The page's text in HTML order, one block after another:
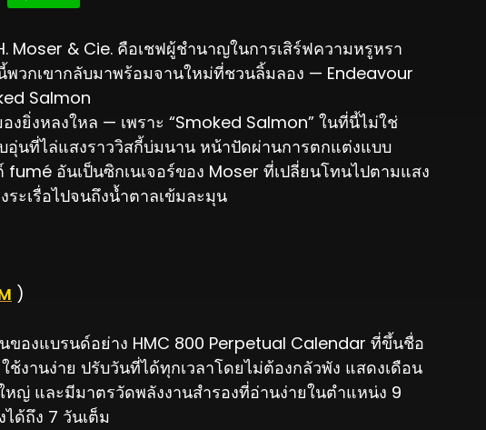
Moser & Cie. คือเชฟผู้ชำนาญในการเสิร์ฟความหรูหรา
วกเขากลับมาพร้อมจานใหม่ที่ชวนลิ้มลอง — Endeavour
Salmon
ยิ่งหลงใหล — เพราะ “Smoked Salmon” ในที่นี้ไม่ใช่
อุ่นที่ไล่แสงราววิสกี้บ่มนาน หน้าปัดผ่านการตกแต่งแบบ
อันเป็นซิกเนเจอร์ของ Moser ที่เปลี่ยนโทนไปตามแสง
ะเรื่อไปจนถึงน้ำตาลเข้มละมุน
)
ของแบรนด์อย่าง HMC 800 Perpetual Calendar ที่ขึ้นชื่อ
ช้งานง่าย ปรับวันที่ได้ทุกเวลาโดยไม่ต้องกลัวพัง แสดงเดือน
ญ่ และมีมาตรวัดพลังงานสำรองที่อ่านง่ายในตำแหน่ง 9
ด้ถึง 7 วันเต็ม